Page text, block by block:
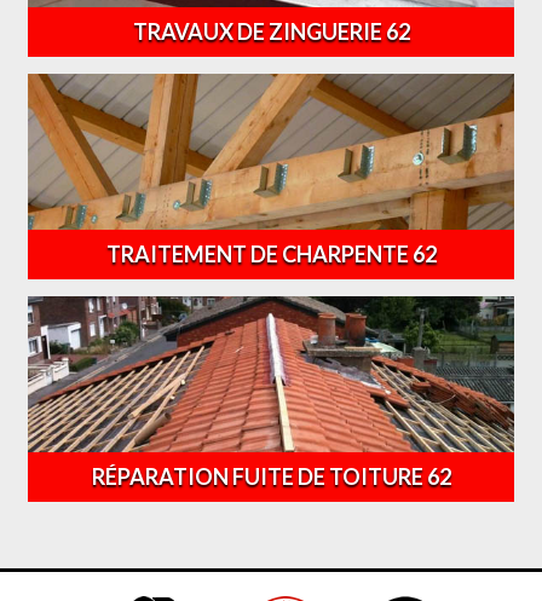
TRAVAUX DE ZINGUERIE 62
TRAITEMENT DE CHARPENTE 62
RÉPARATION FUITE DE TOITURE 62